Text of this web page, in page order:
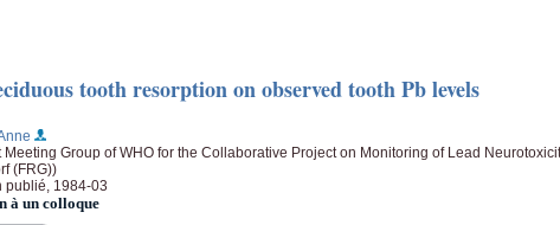
tooth resorption on observed tooth Pb levels
Meeting Group of WHO for the Collaborative Project on Monitoring of Lead
(FRG))
publié, 1984-03
à un colloque